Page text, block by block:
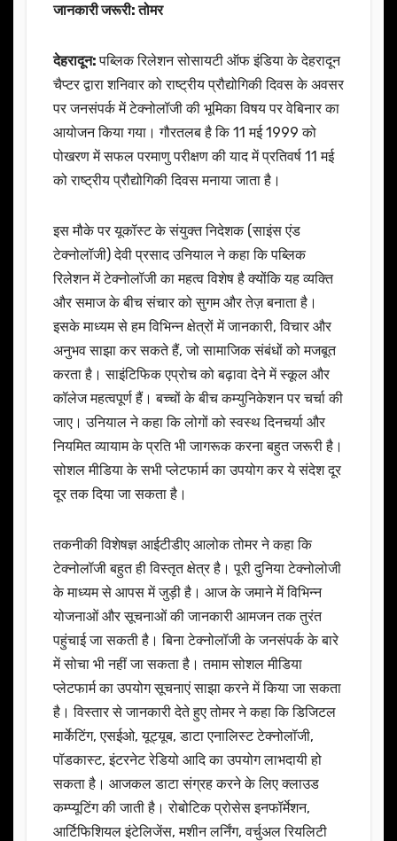
जानकारी जरूरी: तोमर
देहरादून:पब्लिक रिलेशन सोसायटी ऑफ इंडिया के देहरादून
चैप्टर द्वारा शनिवार को राष्ट्रीय प्रौद्योगिकी दिवस के अवसर
पर जनसंपर्क में टेक्नोलॉजी की भूमिका विषय पर वेबिनार का
आयोजन किया गया। गौरतलब है कि 11 मई 1999 को
पोखरण में सफल परमाणु परीक्षण की याद में प्रतिवर्ष 11 मई
को राष्ट्रीय प्रौद्योगिकी दिवस मनाया जाता है।
इस मौके पर यूकॉस्ट के संयुक्त निदेशक (साइंस एंड
टेक्नोलॉजी) देवी प्रसाद उनियाल ने कहा कि पब्लिक
रिलेशन में टेक्नोलॉजी का महत्व विशेष है क्योंकि यह व्यक्ति
और समाज के बीच संचार को सुगम और तेज़ बनाता है।
इसके माध्यम से हम विभिन्न क्षेत्रों में जानकारी, विचार और
अनुभव साझा कर सकते हैं, जो सामाजिक संबंधों को मजबूत
करता है। साइंटिफिक एप्रोच को बढ़ावा देने में स्कूल और
कॉलेज महत्वपूर्ण हैं। बच्चों के बीच कम्युनिकेशन पर चर्चा की
जाए। उनियाल ने कहा कि लोगों को स्वस्थ दिनचर्या और
नियमित व्यायाम के प्रति भी जागरूक करना बहुत जरूरी है।
सोशल मीडिया के सभी प्लेटफार्म का उपयोग कर ये संदेश दूर
दूर तक दिया जा सकता है।
तकनीकी विशेषज्ञ आईटीडीए आलोक तोमर ने कहा कि
टेक्नोलॉजी बहुत ही विस्तृत क्षेत्र है। पूरी दुनिया टेक्नोलोजी
के माध्यम से आपस में जुड़ी है। आज के जमाने में विभिन्न
योजनाओं और सूचनाओं की जानकारी आमजन तक तुरंत
पहुंचाई जा सकती है। बिना टेक्नोलॉजी के जनसंपर्क के बारे
में सोचा भी नहीं जा सकता है। तमाम सोशल मीडिया
प्लेटफार्म का उपयोग सूचनाएं साझा करने में किया जा सकता
है। विस्तार से जानकारी देते हुए तोमर ने कहा कि डिजिटल
मार्केटिंग, एसईओ, यूट्यूब, डाटा एनालिस्ट टेक्नोलॉजी,
पॉडकास्ट, इंटरनेट रेडियो आदि का उपयोग लाभदायी हो
सकता है। आजकल डाटा संग्रह करने के लिए क्लाउड
कम्प्यूटिंग की जाती है। रोबोटिक प्रोसेस इनफॉर्मेशन,
आर्टिफिशियल इंटेलिजेंस, मशीन लर्निंग, वर्चुअल रियलिटी